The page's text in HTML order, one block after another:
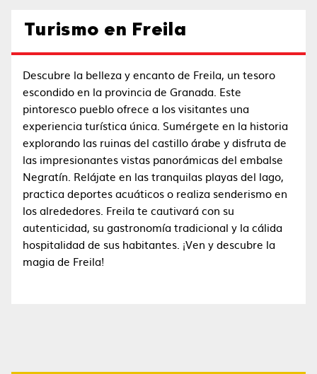
Turismo en Freila
Descubre la belleza y encanto de Freila, un tesoro
escondido en la provincia de Granada. Este
pintoresco pueblo ofrece a los visitantes una
experiencia turística única. Sumérgete en la historia
explorando las ruinas del castillo árabe y disfruta de
las impresionantes vistas panorámicas del embalse
Negratín. Relájate en las tranquilas playas del lago,
practica deportes acuáticos o realiza senderismo en
los alrededores. Freila te cautivará con su
autenticidad, su gastronomía tradicional y la cálida
hospitalidad de sus habitantes. ¡Ven y descubre la
magia de Freila!